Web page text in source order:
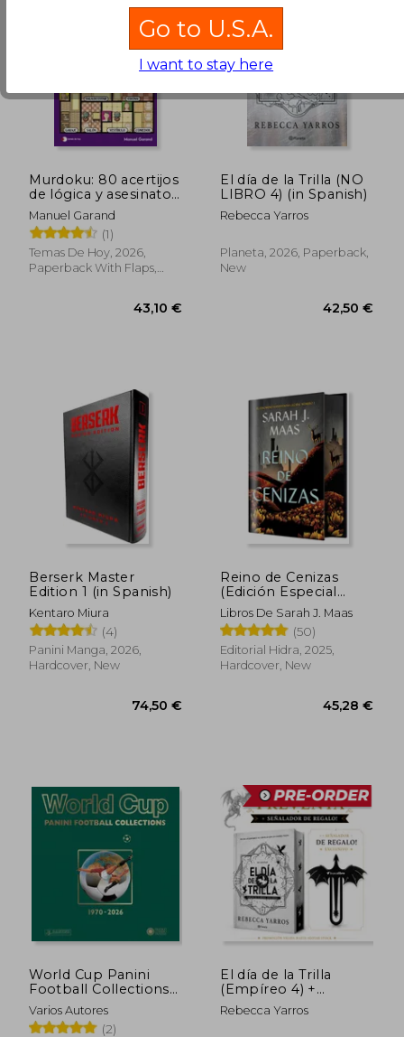
28,11 €
Murdoku: 80 acertijos
de lógica y asesinatos
(in Spanish)
Manuel Garand
(1)
Temas De Hoy, 2026,
Paperback With Flaps,
El día de la Trilla (NO
LIBRO 4) (in Spanish)
Rebecca Yarros
Planeta, 2026, Paperback,
New
Berserk Master
Edition 1 (in Spanish)
Kentaro Miura
(4)
Panini Manga, 2026,
Hardcover, New
Reino de Cenizas
(Edición Especial
Limitada) de Sarah j.
Maas(Editorial Hidra)
(in Spanish)
Libros De Sarah J. Maas
(50)
Editorial Hidra, 2025,
Hardcover, New
World Cup Panini
Football Collections
1970-2026
Varios Autores
(2)
El día de la Trilla
(Empíreo 4) +
señalador de regalo!
(in Spanish)
Rebecca Yarros
Go to U.S.A.
I want to stay here